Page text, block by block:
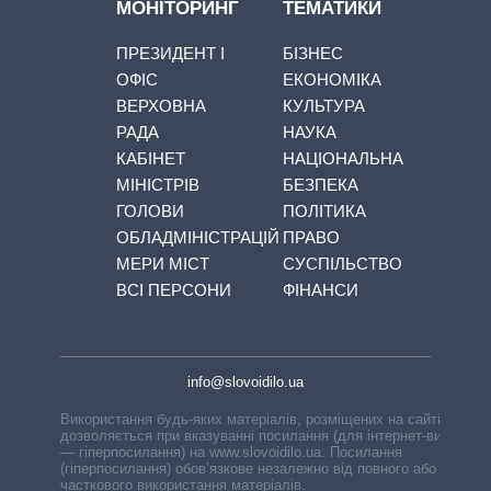
МОНІТОРИНГ
ПРЕЗИДЕНТ І
ОФІС
ВЕРХОВНА
РАДА
КАБІНЕТ
МІНІСТРІВ
ГОЛОВИ
ОБЛАДМІНІСТРАЦІЙ
МЕРИ МІСТ
ВСІ ПЕРСОНИ
ТЕМАТИКИ
БІЗНЕС
ЕКОНОМІКА
КУЛЬТУРА
НАУКА
НАЦІОНАЛЬНА
БЕЗПЕКА
ПОЛІТИКА
ПРАВО
СУСПІЛЬСТВО
ФІНАНСИ
info@slovoidilo.ua
Використання будь-яких матеріалів, розміщених на сайті,
дозволяється при вказуванні посилання (для інтернет-видань
— гіперпосилання) на www.slovoidilo.ua. Посилання
(гіперпосилання) обов’язкове незалежно від повного або
часткового використання матеріалів.